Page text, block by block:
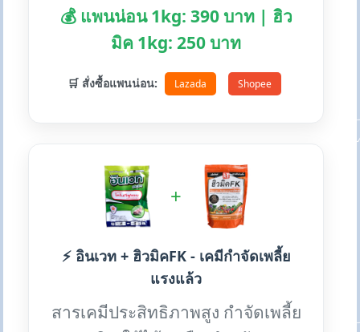
💰 แพนน่อน 1kg: 390 บาท | ฮิว
มิค 1kg: 250 บาท
🛒 สั่งซื้อแพนน่อน: Lazada Shopee
+
⚡ อินเวท + ฮิวมิคFK - เคมีกำจัดเพลี้ย
แรงแล้ว
สารเคมีประสิทธิภาพสูง กำจัดเพลี้ย